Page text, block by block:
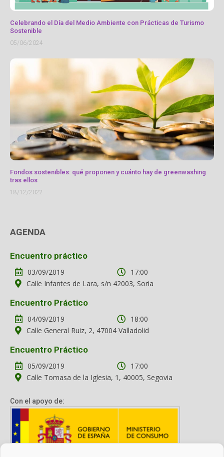
Celebrando el Día del Medio Ambiente con Prácticas de Turismo
Sostenible
05/06/2024
Fondos sostenibles: qué proponen y cuánto hay de greenwashing
tras ellos
18/12/2022
AGENDA
Encuentro práctico
03/09/2019
17:00
Calle Infantes de Lara, s/n 42003, Soria
Encuentro Práctico
04/09/2019
18:00
Calle General Ruiz, 2, 47004 Valladolid
Encuentro Práctico
05/09/2019
17:00
Calle Tomasa de la Iglesia, 1, 40005, Segovia
Con el apoyo de: